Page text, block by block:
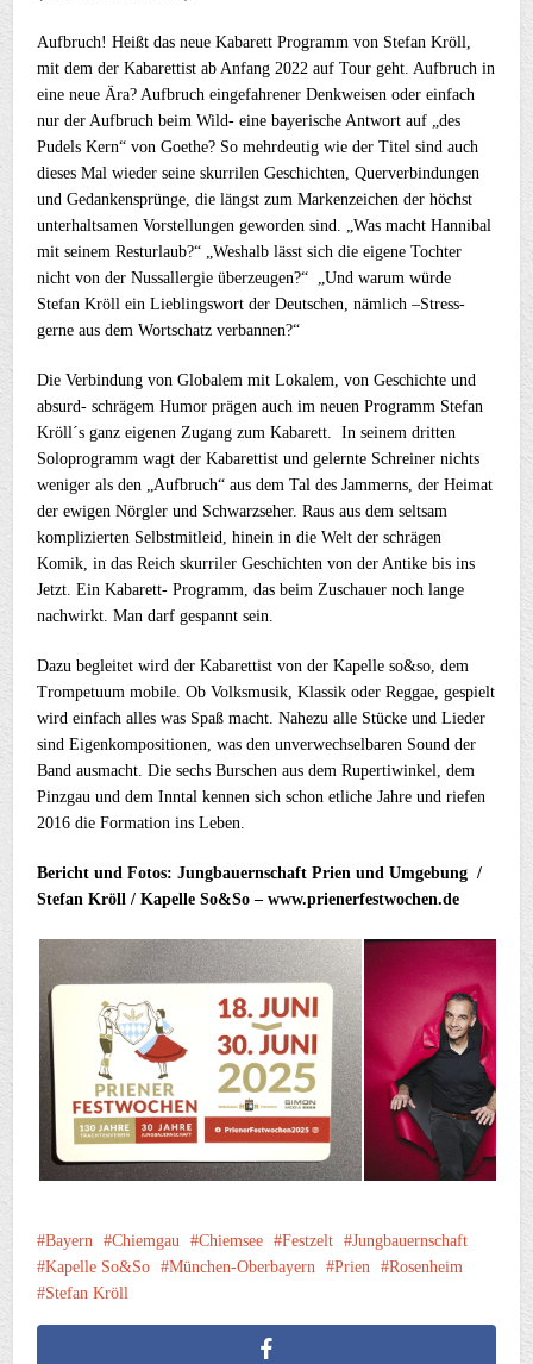
Aufbruch! Heißt das neue Kabarett Programm von Stefan Kröll,
mit dem der Kabarettist ab Anfang 2022 auf Tour geht. Aufbruch in
eine neue Ära? Aufbruch eingefahrener Denkweisen oder einfach
nur der Aufbruch beim Wild- eine bayerische Antwort auf „des
Pudels Kern“ von Goethe? So mehrdeutig wie der Titel sind auch
dieses Mal wieder seine skurrilen Geschichten, Querverbindungen
und Gedankensprünge, die längst zum Markenzeichen der höchst
unterhaltsamen Vorstellungen geworden sind. „Was macht Hannibal
mit seinem Resturlaub?“ „Weshalb lässt sich die eigene Tochter
nicht von der Nussallergie überzeugen?“ „Und warum würde
Stefan Kröll ein Lieblingswort der Deutschen, nämlich –Stress-
gerne aus dem Wortschatz verbannen?“
Die Verbindung von Globalem mit Lokalem, von Geschichte und
absurd- schrägem Humor prägen auch im neuen Programm Stefan
Kröll´s ganz eigenen Zugang zum Kabarett. In seinem dritten
Soloprogramm wagt der Kabarettist und gelernte Schreiner nichts
weniger als den „Aufbruch“ aus dem Tal des Jammerns, der Heimat
der ewigen Nörgler und Schwarzseher. Raus aus dem seltsam
komplizierten Selbstmitleid, hinein in die Welt der schrägen
Komik, in das Reich skurriler Geschichten von der Antike bis ins
Jetzt. Ein Kabarett- Programm, das beim Zuschauer noch lange
nachwirkt. Man darf gespannt sein.
Dazu begleitet wird der Kabarettist von der Kapelle so&so, dem
Trompetuum mobile. Ob Volksmusik, Klassik oder Reggae, gespielt
wird einfach alles was Spaß macht. Nahezu alle Stücke und Lieder
sind Eigenkompositionen, was den unverwechselbaren Sound der
Band ausmacht. Die sechs Burschen aus dem Rupertiwinkel, dem
Pinzgau und dem Inntal kennen sich schon etliche Jahre und riefen
2016 die Formation ins Leben.
Bericht und Fotos: Jungbauernschaft Prien und Umgebung /
Stefan Kröll / Kapelle So&So – www.prienerfestwochen.de
Bayern Chiemgau Chiemsee Festzelt
Jungbauernschaft
Kapelle So&So
München-Oberbayern Prien
Rosenheim
Stefan Kröll